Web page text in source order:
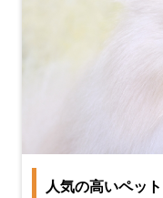
人気の高いペッ